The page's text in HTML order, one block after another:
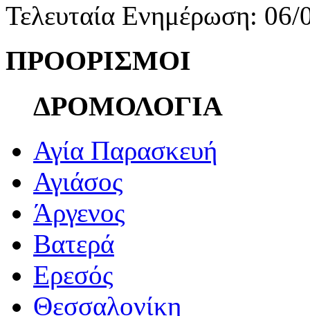
Τελευταία Ενημέρωση:
ΠΡΟΟΡΙΣΜΟΙ
ΔΡΟΜΟΛΟΓΙΑ
Αγία Παρασκευή
Αγιάσος
Άργενος
Βατερά
Ερεσός
Θεσσαλονίκη